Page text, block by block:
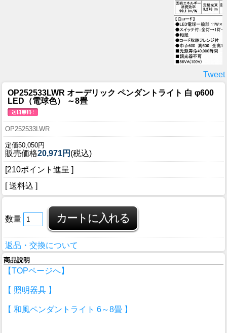
Tweet
OP252533LWR オーデリック ペンダントライト 白 φ600
LED（電球色） ～8畳
OP252533LWR
定価50,050円
販売価格20,971円 (税込)
[210ポイント進呈 ]
[ 送料込 ]
数量
返品・交換について
商品説明
【TOPページへ】
【 照明器具 】
【 和風ペンダントライト 6～8畳 】